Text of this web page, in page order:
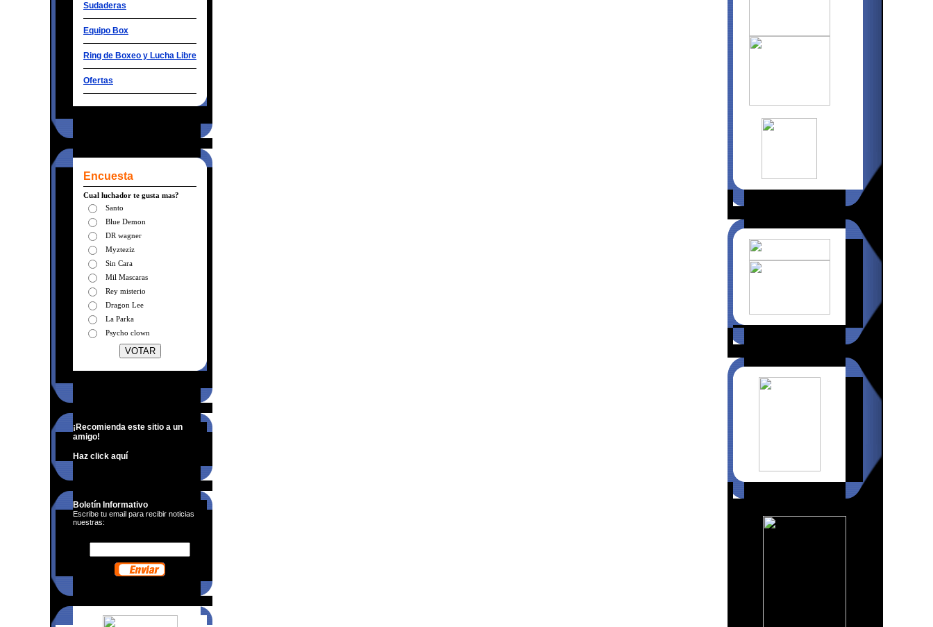
Sudaderas
Equipo Box
Ring de Boxeo y Lucha Libre
Ofertas
Encuesta
Cual luchador te gusta mas?
Santo
Blue Demon
DR wagner
Myzteziz
Sin Cara
Mil Mascaras
Rey misterio
Dragon Lee
La Parka
Psycho clown
¡Recomienda este sitio a un
amigo!
Haz click aquí
Boletín Informativo
Escribe tu email para recibir noticias
nuestras: